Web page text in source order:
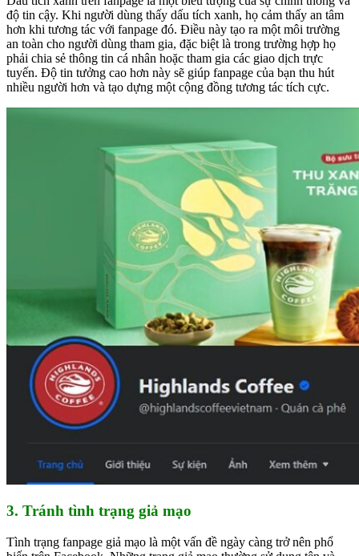
độ tin cậy. Khi người dùng thấy dấu tích xanh, họ cảm thấy an tâm
hơn khi tương tác với fanpage đó. Điều này tạo ra một môi trường
an toàn cho người dùng tham gia, đặc biệt là trong trường hợp họ
phải chia sẻ thông tin cá nhân hoặc tham gia các giao dịch trực
tuyến. Độ tin tưởng cao hơn này sẽ giúp fanpage của bạn thu hút
nhiều người hơn và tạo dựng một cộng đồng tương tác tích cực.
3. Tránh tình trạng giả mạo
Tình trạng fanpage giả mạo là một vấn đề ngày càng trở nên phổ